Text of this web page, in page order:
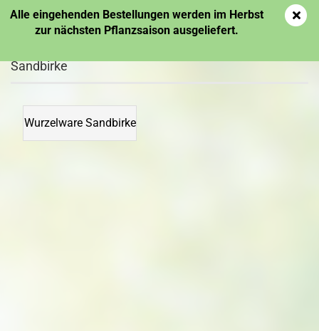
Alle eingehenden Bestellungen werden im Herbst
zur nächsten Pflanzsaison ausgeliefert.
Sandbirke
Wurzelware Sandbirke